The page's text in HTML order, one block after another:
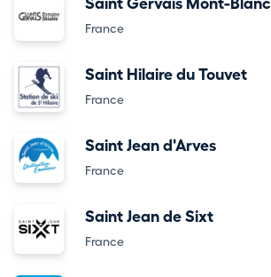
Saint Gervais Mont-Blanc
France
Saint Hilaire du Touvet
France
Saint Jean d'Arves
France
Saint Jean de Sixt
France